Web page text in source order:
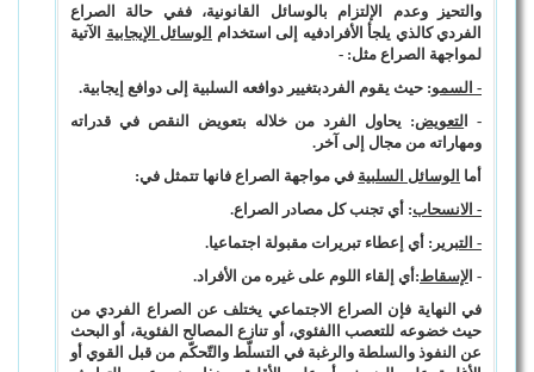
والتحيز وعدم الإلتزام بالوسائل القانونية، ففي حالة الصراع
الفردي كالذي يلجأ الأفرادفيه إلى استخدام الوسائل الإيجابية الآتية
لمواجهة الصراع مثل: -
- السمو: حيث يقوم الفردبتغيير دوافعه السلبية إلى دوافع إيجابية.
- ا لتعويض: يحاول الفرد من خلاله بتعويض النقص في قدراته
ومهاراته من مجال إلى آخر.
أما الوسائل السلبية في مواجهة الصراع فانها تتمثل في:
- الانسحاب: أي تجنب كل مصادر الصراع.
- التبرير : أي إعطاء تبريرات مقبولة اجتماعيا.
- ا لإسقاط:أي إلقاء اللوم على غيره من الأفراد.
في النهاية فإن الصراع الاجتماعي يختلف عن الصراع الفردي من
حيث خضوعه للتعصب االفئوي، أو تنازع المصالح الفئوية، أو البحث
عن النفوذ والسلطة والرغبة في التسلّط والتّحكّم من قبل القوي أو